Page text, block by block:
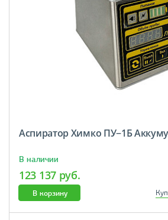
Аспиратор Химко ПУ−1Б
В наличии
123 137 руб.
В корзину